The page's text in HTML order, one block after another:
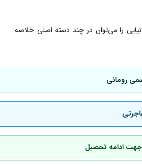
را می‌توان در چند دسته اصلی خلاصه
رومانی
جهت ادامه تحصیل